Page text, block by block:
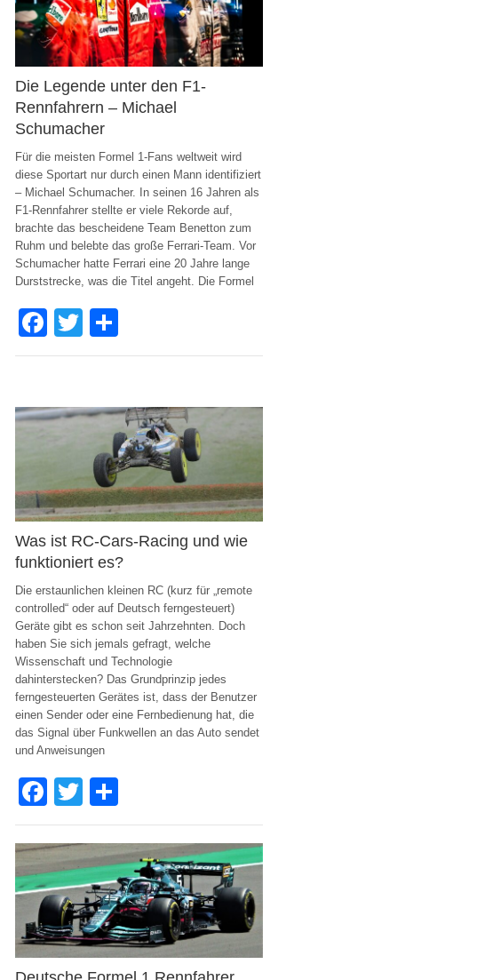
Die Legende unter den F1-
Rennfahrern – Michael
Schumacher
Für die meisten Formel 1-Fans weltweit wird
diese Sportart nur durch einen Mann identifiziert
– Michael Schumacher. In seinen 16 Jahren als
F1-Rennfahrer stellte er viele Rekorde auf,
brachte das bescheidene Team Benetton zum
Ruhm und belebte das große Ferrari-Team. Vor
Schumacher hatte Ferrari eine 20 Jahre lange
Durststrecke, was die Titel angeht. Die Formel
Facebook
Twitter
Was ist RC-Cars-Racing und wie
funktioniert es?
Die erstaunlichen kleinen RC (kurz für „remote
controlled“ oder auf Deutsch ferngesteuert)
Geräte gibt es schon seit Jahrzehnten. Doch
haben Sie sich jemals gefragt, welche
Wissenschaft und Technologie
dahinterstecken? Das Grundprinzip jedes
ferngesteuerten Gerätes ist, dass der Benutzer
einen Sender oder eine Fernbedienung hat, die
das Signal über Funkwellen an das Auto sendet
und Anweisungen
Facebook
Twitter